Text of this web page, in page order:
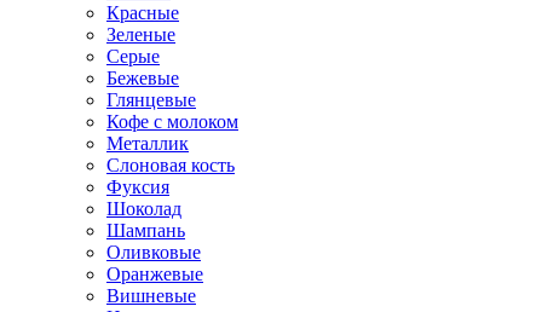
Красные
Зеленые
Серые
Бежевые
Глянцевые
Кофе с молоком
Металлик
Слоновая кость
Фуксия
Шоколад
Шампань
Оливковые
Оранжевые
Вишневые